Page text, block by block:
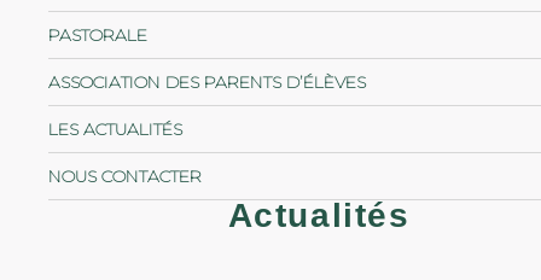
PASTORALE
ASSOCIATION DES PARENTS D’ÉLÈVES
LES ACTUALITÉS
NOUS CONTACTER
Actualités